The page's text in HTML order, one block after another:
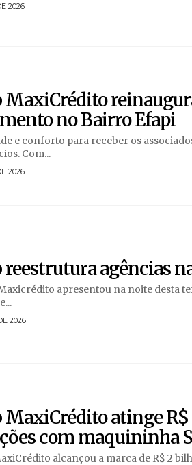
2026
MaxiCrédito
no Bairro Efapi
e conforto para receber os
Com...
2026
reestrutura agências
apresentou na noite desta
2026
MaxiCrédito atinge
com maquininha
alcançou a marca de R$ 2